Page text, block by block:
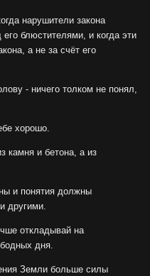
нарушители закона
блюстителями, и когда эти
а не за счёт его
- ничего толком не понял,
хорошо.
камня и бетона, а из
и понятия должны
другими.
откладывай на
дня.
Земли больше силы